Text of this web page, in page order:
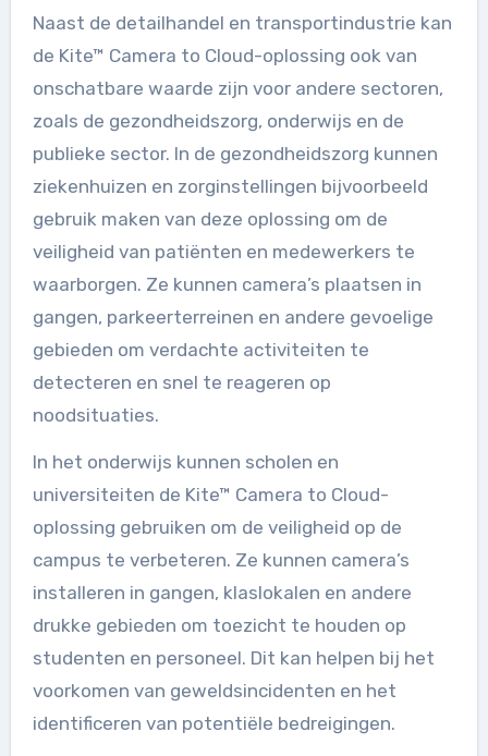
Naast de detailhandel en transportindustrie kan
de Kite™ Camera to Cloud-oplossing ook van
onschatbare waarde zijn voor andere sectoren,
zoals de gezondheidszorg, onderwijs en de
publieke sector. In de gezondheidszorg kunnen
ziekenhuizen en zorginstellingen bijvoorbeeld
gebruik maken van deze oplossing om de
veiligheid van patiënten en medewerkers te
waarborgen. Ze kunnen camera’s plaatsen in
gangen, parkeerterreinen en andere gevoelige
gebieden om verdachte activiteiten te
detecteren en snel te reageren op
noodsituaties.
In het onderwijs kunnen scholen en
universiteiten de Kite™ Camera to Cloud-
oplossing gebruiken om de veiligheid op de
campus te verbeteren. Ze kunnen camera’s
installeren in gangen, klaslokalen en andere
drukke gebieden om toezicht te houden op
studenten en personeel. Dit kan helpen bij het
voorkomen van geweldsincidenten en het
identificeren van potentiële bedreigingen.